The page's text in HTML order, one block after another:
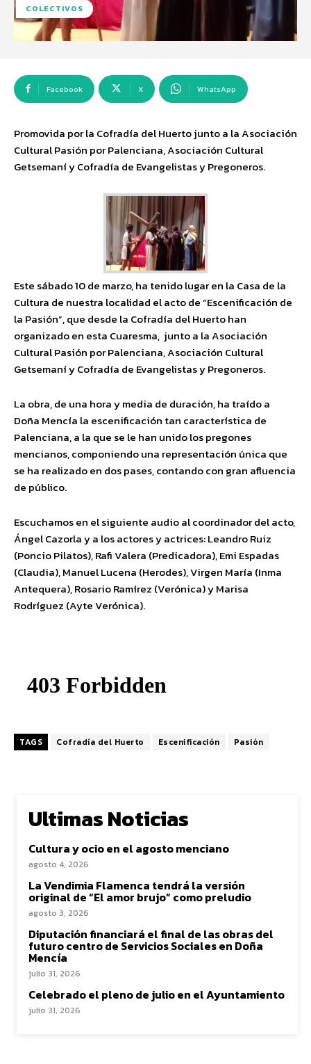
COLECTIVOS
Facebook X WhatsApp
Promovida por la Cofradía del Huerto junto a la Asociación
Cultural Pasión por Palenciana, Asociación Cultural
Getsemaní y Cofradía de Evangelistas y Pregoneros.
Este sábado 10 de marzo, ha tenido lugar en la Casa de la
Cultura de nuestra localidad el acto de “Escenificación de
la Pasión”, que desde la Cofradía del Huerto han
organizado en esta Cuaresma, junto a la Asociación
Cultural Pasión por Palenciana, Asociación Cultural
Getsemaní y Cofradía de Evangelistas y Pregoneros.
La obra, de una hora y media de duración, ha traído a
Doña Mencía la escenificación tan característica de
Palenciana, a la que se le han unido los pregones
mencianos, componiendo una representación única que
se ha realizado en dos pases, contando con gran afluencia
de público.
Escuchamos en el siguiente audio al coordinador del acto,
Ángel Cazorla y a los actores y actrices: Leandro Ruiz
(Poncio Pilatos), Rafi Valera (Predicadora), Emi Espadas
(Claudia), Manuel Lucena (Herodes), Virgen María (Inma
Antequera), Rosario Ramírez (Verónica) y Marisa
Rodríguez (Ayte Verónica).
TAGS Cofradía del Huerto Escenificación Pasión
Ultimas Noticias
Cultura y ocio en el agosto menciano
agosto 4, 2026
La Vendimia Flamenca tendrá la versión
original de “El amor brujo” como preludio
agosto 3, 2026
Diputación financiará el final de las obras del
futuro centro de Servicios Sociales en Doña
Mencía
julio 31, 2026
Celebrado el pleno de julio en el Ayuntamiento
julio 31, 2026